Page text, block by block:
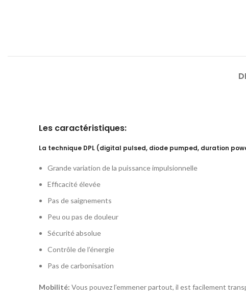
Les caractéristiques:
La technique DPL (digital pulsed, diode pumped, duration
Grande variation de la puissance impulsionnelle
Efficacité élevée
Pas de saignements
Peu ou pas de douleur
Sécurité absolue
Contrôle de l’énergie
Pas de carbonisation
Mobilité: Vous pouvez l’emmener partout, il est facilement